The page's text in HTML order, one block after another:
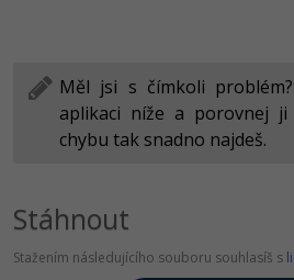
Měl jsi s čímkoli
aplikaci níže a porovnej
chybu tak snadno najdeš.
Stáhnout
Stažením následujícího souboru souhlasíš s